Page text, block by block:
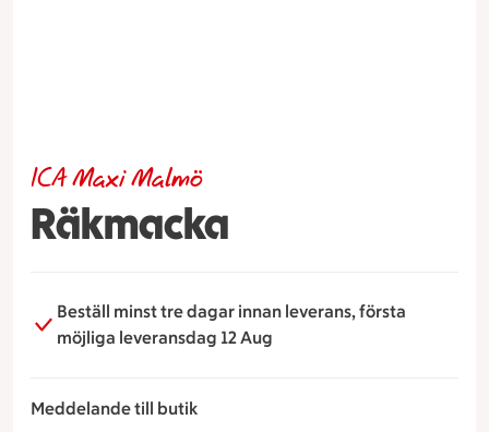
Räkmacka
ICA Maxi Malmö
Beställ minst tre dagar innan leverans, första
möjliga leveransdag 12 Aug
Meddelande till butik